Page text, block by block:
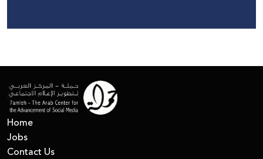
Home
Jobs
Contact Us